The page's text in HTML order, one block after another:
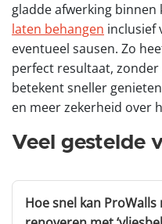
gladde afwerking
laten behangen inclusief
eventueel sausen. Zo
perfect resultaat,
betekent sneller
en meer zekerheid over
Veel gestelde
Hoe snel kan